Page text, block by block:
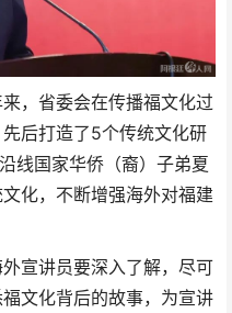
，省委会在传播福文化过
后打造了5个传统文化研
线国家华侨（裔）子弟夏
化，不断增强海外对福建
宣讲员要深入了解，尽可
文化背后的故事，为宣讲